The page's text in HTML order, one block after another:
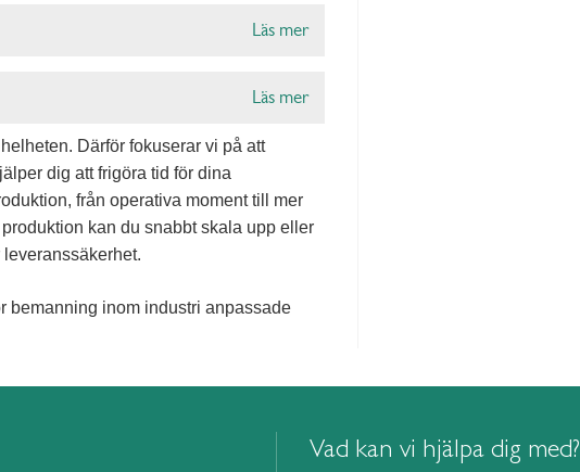
Läs mer
Läs mer
Därför fokuserar vi på att
dig att frigöra tid för dina
från operativa moment till mer
kan du snabbt skala upp eller
bemanning inom industri anpassade
Vad kan vi hjälpa dig med?